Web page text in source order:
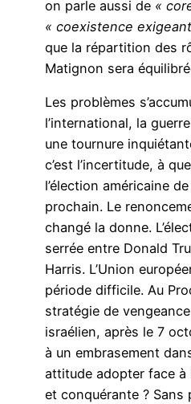
on parle aussi de «
« coexistence
que la répartition des
Matignon sera
Les problèmes
l’international, la
une tournure
c’est l’incertitude, à
l’élection américaine
prochain. Le
changé la donne.
serrée entre Donald
Harris. L’Union
période difficile. Au
stratégie de
israélien, après le 7
à un embrasement
attitude adopter face à
et conquérante ? Sans